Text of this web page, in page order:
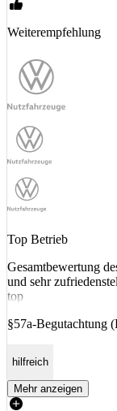
Weiterempfehlung
Top Betrieb
Gesamtbewertung
und sehr
top
§57a-Begutachtung
hilfreich
Mehr anzeigen